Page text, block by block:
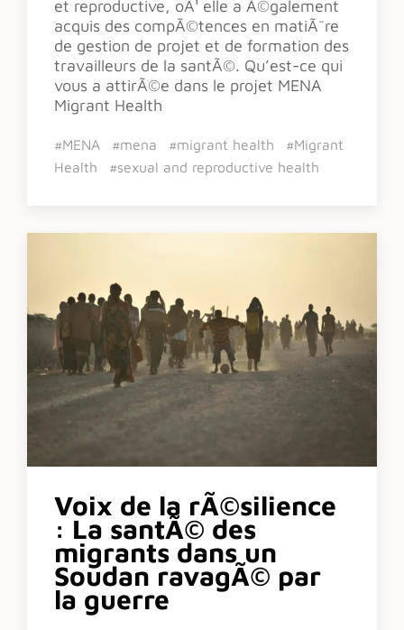
et reproductive, oÃ¹ elle a Ã©galement
acquis des compÃ©tences en matiÃ¨re
de gestion de projet et de formation des
travailleurs de la santÃ©. Qu’est-ce qui
vous a attirÃ©e dans le projet MENA
Migrant Health
#MENA #mena #migrant health
#Migrant
Health
#sexual and reproductive health
Voix de la rÃ©silience
: La santÃ© des
migrants dans un
Soudan ravagÃ© par
la guerre